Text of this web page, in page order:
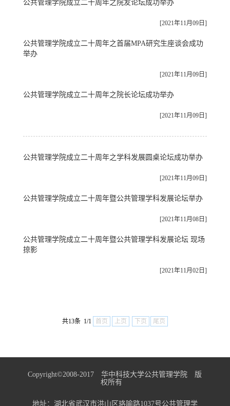
公共管理学院成立二十周年之院友论坛成功举办
[2021年11月09日]
公共管理学院成立二十周年之首届MPA研究生座谈会成功
举办
[2021年11月09日]
公共管理学院成立二十周年之院长论坛成功举办
[2021年11月09日]
公共管理学院成立二十周年之学科发展圆桌论坛成功举办
[2021年11月09日]
公共管理学院成立二十周年暨公共管理学科发展论坛举办
[2021年11月08日]
公共管理学院成立二十周年暨公共管理学科发展论坛 现场
掠影
[2021年11月02日]
共13条 1/1 首页 上页 下页 尾页
Copyright©2008-2017 华中科技大学公共管理学院 版
权所有
地址：湖北省武汉市洪山区珞喻路1037号公共管理学